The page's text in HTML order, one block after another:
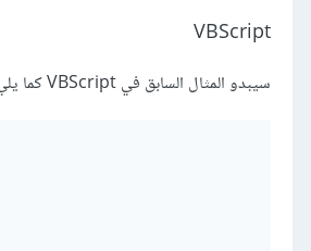
VBScript
سيبدو المثال السابق في VBScript كما يلي: